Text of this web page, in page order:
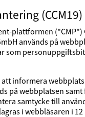
(CCM19)
plattformen ("CMP")
används på
som
att informera
på webbplatsen
samtycke till
i webbläsaren i